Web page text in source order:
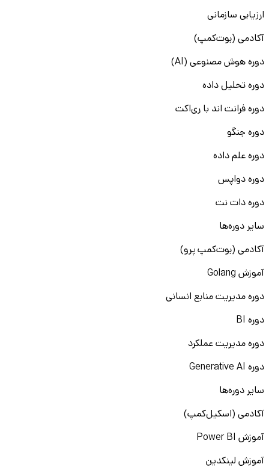
ارزیابی سازمانی
آکادمی (بوت‌کمپ)
دوره هوش مصنوعی (AI)
دوره تحلیل داده
دوره فرانت اند با ری‌اکت
دوره جنگو
دوره علم داده
دوره دواپس
دوره دات نت
سایر دوره‌ها
آکادمی (بوت‌کمپ پرو)
آموزش Golang
دوره مدیریت منابع انسانی
دوره BI
دوره مدیریت عملکرد
دوره Generative AI
سایر دوره‌ها
آکادمی (اسکیل‌کمپ)
آموزش Power BI
آموزش لینکدین